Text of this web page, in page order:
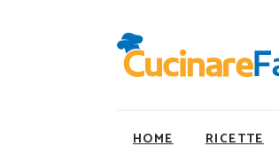
HOME RICETTE